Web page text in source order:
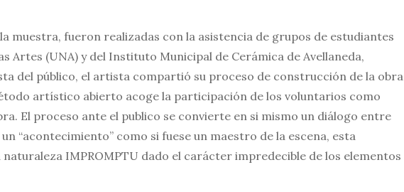
muestra, fueron realizadas con la asistencia de grupos de estudiantes
Artes (UNA) y del Instituto Municipal de Cerámica de Avellaneda,
del público, el artista compartió su proceso de construcción de la obra
artístico abierto acoge la participación de los voluntarios como
El proceso ante el publico se convierte en si mismo un diálogo entre
“acontecimiento” como si fuese un maestro de la escena, esta
IMPROMPTU dado el carácter impredecible de los elementos